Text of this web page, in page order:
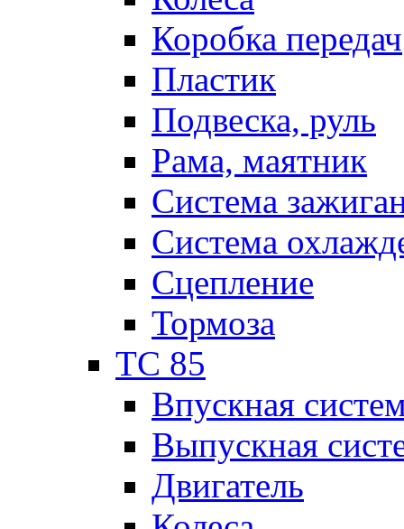
Коробка передач
Пластик
Подвеска, руль
Рама, маятник
Система
Система
Сцепление
Тормоза
TC 85
Впускная
Выпускная
Двигатель